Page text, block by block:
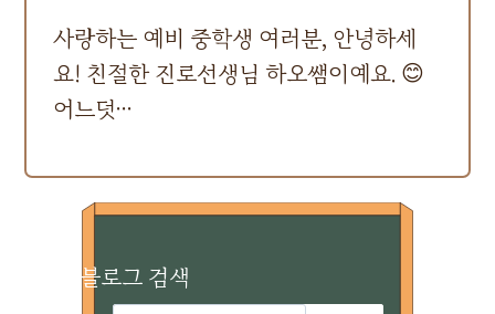
사랑하는 예비 중학생 여러분, 안녕하세
요! 친절한 진로선생님 하오쌤이예요. 😊
어느덧…
블로그 검색